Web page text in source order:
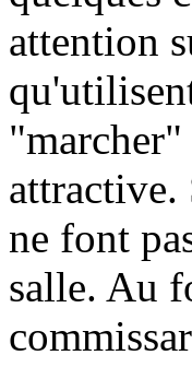
attention
attractive.
ne font
salle. Au